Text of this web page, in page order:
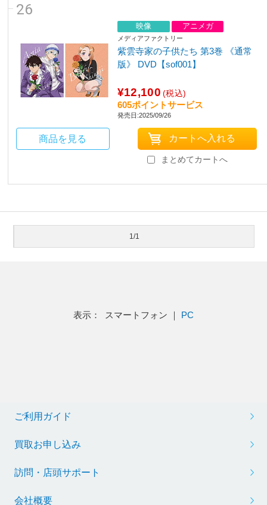
26
映像 アニメガ
メディアファクトリー
紫雲寺家の子供たち 第3巻 《通常
版》 DVD【sof001】
¥12,100 (税込)
605ポイントサービス
発売日:2025/09/26
商品を見る
まとめてカートへ
1/1
表示： スマートフォン ｜ PC
ご利用ガイド
買取お申し込み
訪問・店頭サポート
会社概要